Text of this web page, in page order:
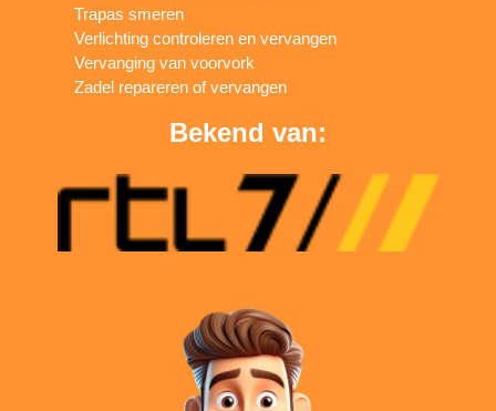
Trapas smeren
Verlichting controleren en vervangen
Vervanging van voorvork
Zadel repareren of vervangen
Bekend van: